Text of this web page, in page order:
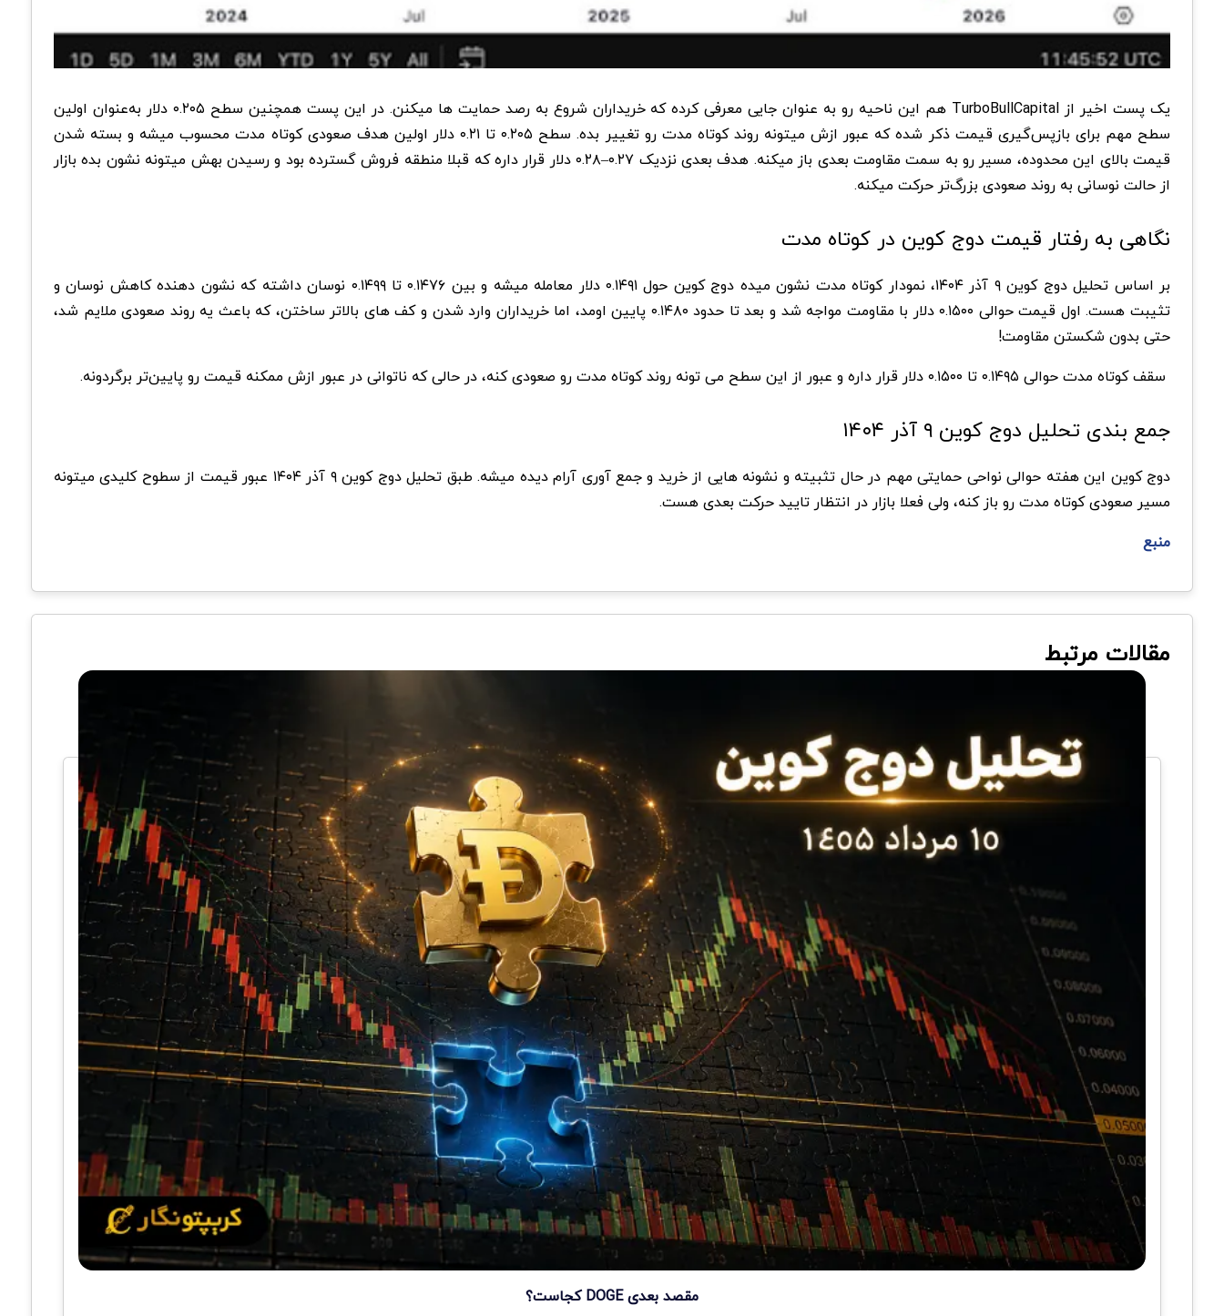
یک پست اخیر از TurboBullCapital هم این ناحیه رو به عنوان جایی معرفی کرده که خریداران شروع به رصد حمایت ها میکنن. در این پست همچنین سطح ۰.۲۰۵ دلار به‌عنوان اولین
سطح مهم برای بازپس‌گیری قیمت ذکر شده که عبور ازش میتونه روند کوتاه مدت رو تغییر بده. سطح ۰.۲۰۵ تا ۰.۲۱ دلار اولین هدف صعودی کوتاه مدت محسوب میشه و بسته شدن
قیمت بالای این محدوده، مسیر رو به سمت مقاومت بعدی باز میکنه. هدف بعدی نزدیک ۰.۲۷–۰.۲۸ دلار قرار داره که قبلا منطقه فروش گسترده بود و رسیدن بهش میتونه نشون بده بازار
از حالت نوسانی به روند صعودی بزرگ‌تر حرکت میکنه.
نگاهی به رفتار قیمت دوج کوین در کوتاه مدت
بر اساس تحلیل دوج کوین ۹ آذر ۱۴۰۴، نمودار کوتاه مدت نشون میده دوج کوین حول ۰.۱۴۹۱ دلار معامله میشه و بین ۰.۱۴۷۶ تا ۰.۱۴۹۹ نوسان داشته که نشون دهنده کاهش نوسان و
تثیبت هست. اول قیمت حوالی ۰.۱۵۰۰ دلار با مقاومت مواجه شد و بعد تا حدود ۰.۱۴۸۰ پایین اومد، اما خریداران وارد شدن و کف های بالاتر ساختن، که باعث یه روند صعودی ملایم شد،
حتی بدون شکستن مقاومت!
سقف کوتاه مدت حوالی ۰.۱۴۹۵ تا ۰.۱۵۰۰ دلار قرار داره و عبور از این سطح می تونه روند کوتاه مدت رو صعودی کنه، در حالی که ناتوانی در عبور ازش ممکنه قیمت رو پایین‌تر برگردونه.
جمع بندی تحلیل دوج کوین ۹ آذر ۱۴۰۴
دوج کوین این هفته حوالی نواحی حمایتی مهم در حال تثبیته و نشونه هایی از خرید و جمع آوری آرام دیده میشه. طبق تحلیل دوج کوین ۹ آذر ۱۴۰۴ عبور قیمت از سطوح کلیدی میتونه
مسیر صعودی کوتاه مدت رو باز کنه، ولی فعلا بازار در انتظار تایید حرکت بعدی هست.
منبع
مقالات مرتبط
مقصد بعدی DOGE کجاست؟